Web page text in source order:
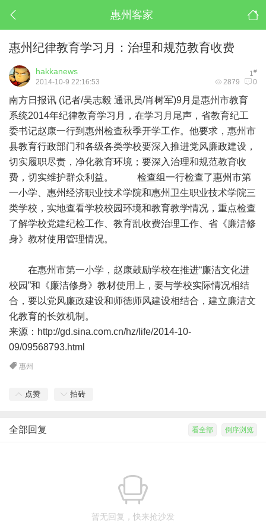
惠州客家
惠州纪律教育学习月：治理和规范教育收费
1#
hakkanews
2879 0
2014-10-9 22:16:53
南方日报讯 (记者/吴志毅 通讯员/肖树军)9月是惠州市教育
系统2014年纪律教育学习月，在学习月尾声，省教育纪工
委书记赵康一行到惠州检查秋季开学工作。他要求，惠州市
县教育行政部门和各级各类学校要深入推进党风廉政建设，
切实履职尽责，净化教育环境；要深入治理和规范教育收
费，切实维护群众利益。 检查组一行检查了惠州市第
一小学、惠州经济职业技术学院和惠州卫生职业技术学院三
类学校，实地查看学校校园环境和教育教学情况，重点检查
了解学校党建纪检工作、教育乱收费治理工作、省《廉洁修
身》教材使用管理情况。
在惠州市第一小学，赵康鼓励学校在推进“廉洁文化进
校园”和《廉洁修身》教材使用上，要与学校实际情况相结
合，要以党风廉政建设和师德师风建设相结合，建立廉洁文
化教育的长效机制。
来源： http://gd.sina.com.cn/hz/life/2014-10-
09/09568793.html
惠州
点赞 拍砖
倒序浏览
看全部
全部回复
暂无回复，快来抢沙发